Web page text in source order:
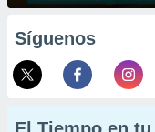
Síguenos